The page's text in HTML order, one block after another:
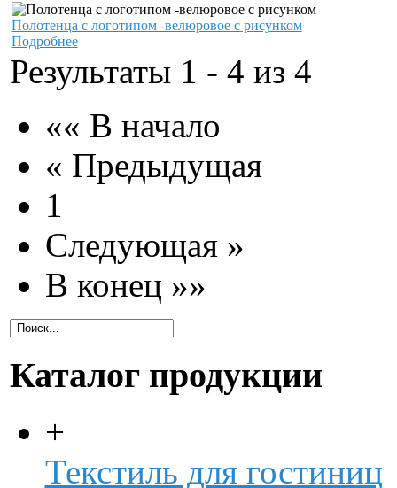
Полотенца с логотипом -велюровое с рисунком
Подробнее
Результаты 1 - 4 из 4
«« В начало
« Предыдущая
1
Следующая »
В конец »»
Каталог продукции
+
Текстиль для гостиниц